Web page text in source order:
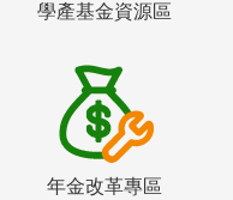
學產基金資源區
年金改革專區